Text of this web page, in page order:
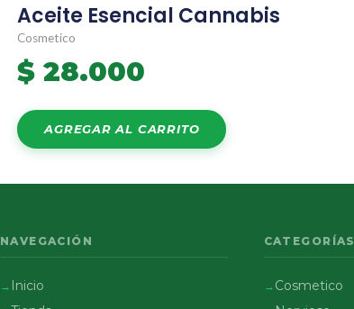
Aceite Esencial Cannabis
Cosmetico
$ 28.000
AGREGAR AL CARRITO
NAVEGACIÓN
Inicio
CATEGORÍAS
Cosmetico